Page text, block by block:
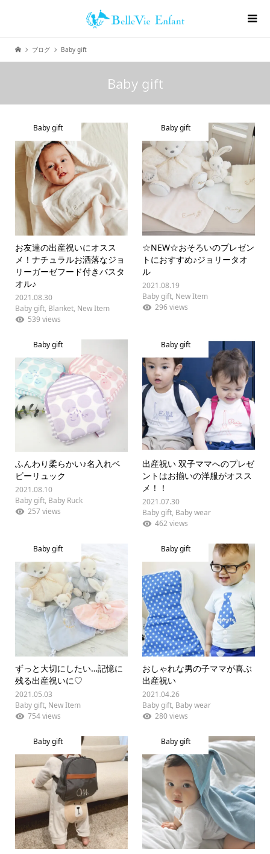
ブログ Baby gift
Baby gift
Baby gift
お友達の出産祝いにオスス
メ！ナチュラルお洒落なジョ
リーガーゼフード付きバスタ
オル♪
2021.08.30
Baby gift, Blanket, New Item
539 views
Baby gift
☆NEW☆おそろいのプレゼン
トにおすすめ♪ジョリータオ
ル
2021.08.19
Baby gift, New Item
296 views
Baby gift
ふんわり柔らかい♪名入れベ
ビーリュック
2021.08.10
Baby gift, Baby Ruck
257 views
Baby gift
出産祝い 双子ママへのプレゼ
ントはお揃いの洋服がオスス
メ！！
2021.07.30
Baby gift, Baby wear
462 views
Baby gift
ずっと大切にしたい…記憶に
残る出産祝いに♡
2021.05.03
Baby gift, New Item
754 views
Baby gift
おしゃれな男の子ママが喜ぶ
出産祝い
2021.04.26
Baby gift, Baby wear
280 views
Baby gift Baby gift